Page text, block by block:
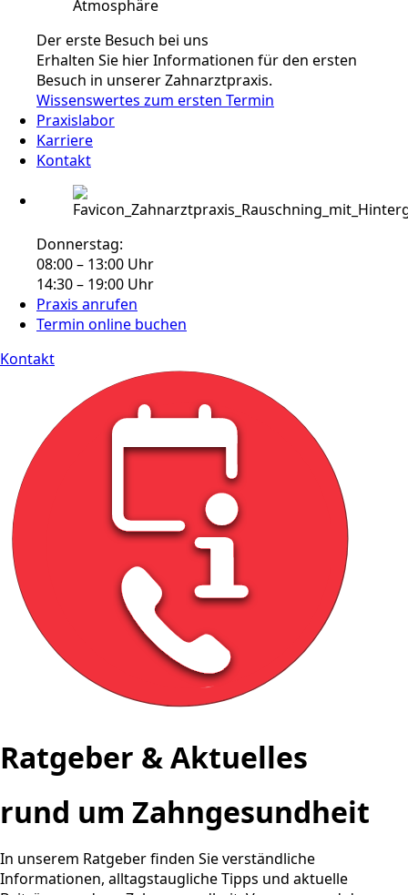
Der erste Besuch bei uns
Erhalten Sie hier Informationen für den ersten
Besuch in unserer Zahnarztpraxis.
Wissenswertes zum ersten Termin
Praxislabor
Karriere
Kontakt
Donnerstag:
08:00 – 13:00 Uhr
14:30 – 19:00 Uhr
Praxis anrufen
Termin online buchen
Kontakt
Ratgeber & Aktuelles
rund um Zahngesundheit
In unserem Ratgeber finden Sie verständliche
Informationen, alltagstaugliche Tipps und aktuelle